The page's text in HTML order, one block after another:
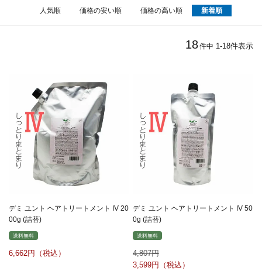
人気順 価格の安い順 価格の高い順 新着順
18件中 1-18件表示
デミ ユント ヘアトリートメント IV 20
00g (詰替)
送料無料
6,662
デミ ユント ヘアトリートメント IV 50
0g (詰替)
送料無料
4,807
3,599